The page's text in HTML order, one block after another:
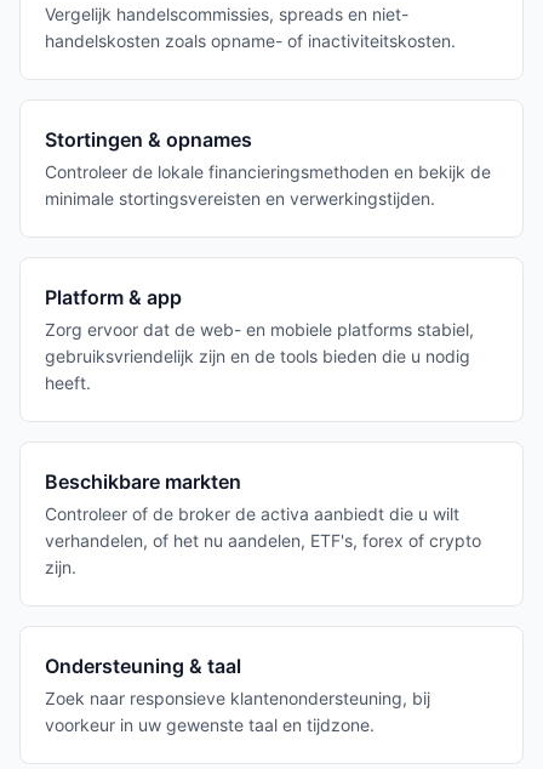
Vergelijk handelscommissies, spreads en niet-
handelskosten zoals opname- of inactiviteitskosten.
Stortingen & opnames
Controleer de lokale financieringsmethoden en bekijk de
minimale stortingsvereisten en verwerkingstijden.
Platform & app
Zorg ervoor dat de web- en mobiele platforms stabiel,
gebruiksvriendelijk zijn en de tools bieden die u nodig
heeft.
Beschikbare markten
Controleer of de broker de activa aanbiedt die u wilt
verhandelen, of het nu aandelen, ETF's, forex of crypto
zijn.
Ondersteuning & taal
Zoek naar responsieve klantenondersteuning, bij
voorkeur in uw gewenste taal en tijdzone.